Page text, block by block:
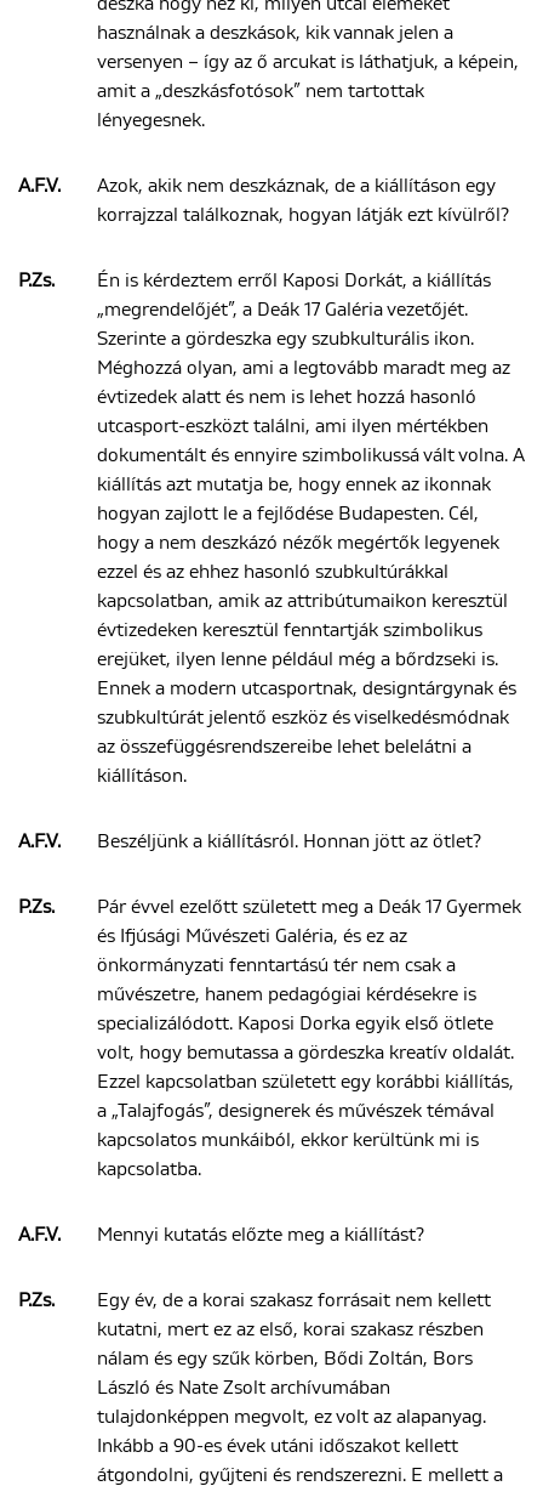
használnak a deszkások, kik vannak jelen a
versenyen – így az ő arcukat is láthatjuk, a képein,
amit a „deszkásfotósok” nem tartottak
lényegesnek.
A.F.V.
Azok, akik nem deszkáznak, de a kiállításon egy
korrajzzal találkoznak, hogyan látják ezt kívülről?
P.Zs.
Én is kérdeztem erről Kaposi Dorkát, a kiállítás
„megrendelőjét”, a Deák 17 Galéria vezetőjét.
Szerinte a gördeszka egy szubkulturális ikon.
Méghozzá olyan, ami a legtovább maradt meg az
évtizedek alatt és nem is lehet hozzá hasonló
utcasport-eszközt találni, ami ilyen mértékben
dokumentált és ennyire szimbolikussá vált volna. A
kiállítás azt mutatja be, hogy ennek az ikonnak
hogyan zajlott le a fejlődése Budapesten. Cél,
hogy a nem deszkázó nézők megértők legyenek
ezzel és az ehhez hasonló szubkultúrákkal
kapcsolatban, amik az attribútumaikon keresztül
évtizedeken keresztül fenntartják szimbolikus
erejüket, ilyen lenne például még a bőrdzseki is.
Ennek a modern utcasportnak, designtárgynak és
szubkultúrát jelentő eszköz és viselkedésmódnak
az összefüggésrendszereibe lehet belelátni a
kiállításon.
A.F.V. Beszéljünk a kiállításról. Honnan jött az ötlet?
P.Zs.
Pár évvel ezelőtt született meg a Deák 17 Gyermek
és Ifjúsági Művészeti Galéria, és ez az
önkormányzati fenntartású tér nem csak a
művészetre, hanem pedagógiai kérdésekre is
specializálódott. Kaposi Dorka egyik első ötlete
volt, hogy bemutassa a gördeszka kreatív oldalát.
Ezzel kapcsolatban született egy korábbi kiállítás,
a „Talajfogás”, designerek és művészek témával
kapcsolatos munkáiból, ekkor kerültünk mi is
kapcsolatba.
A.F.V. Mennyi kutatás előzte meg a kiállítást?
P.Zs.
Egy év, de a korai szakasz forrásait nem kellett
kutatni, mert ez az első, korai szakasz részben
nálam és egy szűk körben, Bődi Zoltán, Bors
László és Nate Zsolt archívumában
tulajdonképpen megvolt, ez volt az alapanyag.
Inkább a 90-es évek utáni időszakot kellett
átgondolni, gyűjteni és rendszerezni. E mellett a